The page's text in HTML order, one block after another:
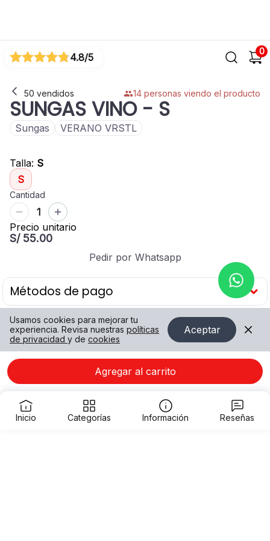
4.8/5
0
50 vendidos 14 personas viendo el producto
SUNGAS VINO - S
Sungas VERANO VRSTL
Talla: S
S
Cantidad
1
Precio unitario
S/ 55.00
Pedir por Whatsapp
Métodos de pago
Usamos cookies para mejorar tu
experiencia. Revisa nuestras políticas
de privacidad y de cookies
Aceptar
Agregar al carrito
Inicio Categorías Información Reseñas